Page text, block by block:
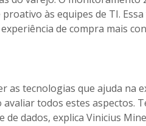
às equipes de TI.
de compra mais
tecnologias que ajuda na
todos estes aspectos.
dados, explica Vinicius